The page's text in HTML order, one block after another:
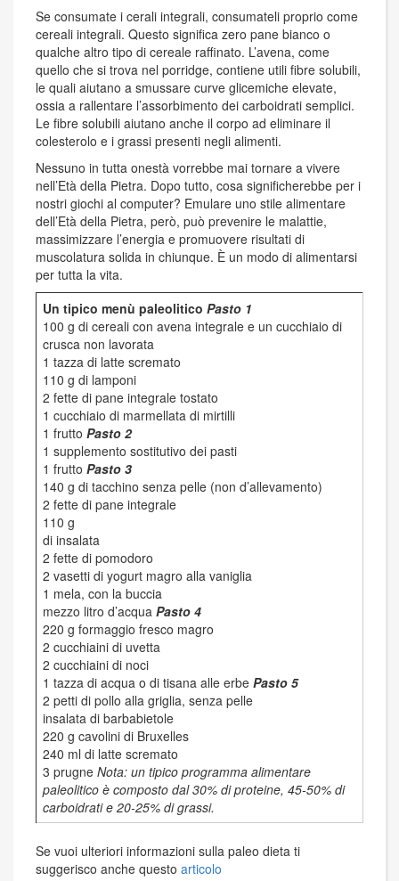
Se consumate i cerali integrali, consumateli proprio come
cereali integrali. Questo significa zero pane bianco o
qualche altro tipo di cereale raffinato. L’avena, come
quello che si trova nel porridge, contiene utili fibre solubili,
le quali aiutano a smussare curve glicemiche elevate,
ossia a rallentare l’assorbimento dei carboidrati semplici.
Le fibre solubili aiutano anche il corpo ad eliminare il
colesterolo e i grassi presenti negli alimenti.
Nessuno in tutta onestà vorrebbe mai tornare a vivere
nell’Età della Pietra. Dopo tutto, cosa significherebbe per i
nostri giochi al computer? Emulare uno stile alimentare
dell’Età della Pietra, però, può prevenire le malattie,
massimizzare l’energia e promuovere risultati di
muscolatura solida in chiunque. È un modo di alimentarsi
per tutta la vita.
Un tipico menù paleolitico Pasto 1
100 g di cereali con avena integrale e un cucchiaio di
crusca non lavorata
1 tazza di latte scremato
110 g di lamponi
2 fette di pane integrale tostato
1 cucchiaio di marmellata di mirtilli
1 frutto Pasto 2
1 supplemento sostitutivo dei pasti
1 frutto Pasto 3
140 g di tacchino senza pelle (non d’allevamento)
2 fette di pane integrale
110 g
di insalata
2 fette di pomodoro
2 vasetti di yogurt magro alla vaniglia
1 mela, con la buccia
mezzo litro d’acqua Pasto 4
220 g formaggio fresco magro
2 cucchiaini di uvetta
2 cucchiaini di noci
1 tazza di acqua o di tisana alle erbe Pasto 5
2 petti di pollo alla griglia, senza pelle
insalata di barbabietole
220 g cavolini di Bruxelles
240 ml di latte scremato
3 prugne Nota: un tipico programma alimentare
paleolitico è composto dal 30% di proteine, 45-50% di
carboidrati e 20-25% di grassi.
Se vuoi ulteriori informazioni sulla paleo dieta ti
suggerisco anche questo articolo